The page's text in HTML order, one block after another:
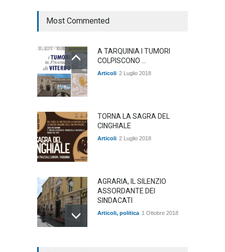
Most Commented
A TARQUINIA I TUMORI
COLPISCONO ...
Articoli 2 Luglio 2018
TORNA LA SAGRA DEL
CINGHIALE
Articoli 2 Luglio 2018
AGRARIA, IL SILENZIO
ASSORDANTE DEI
SINDACATI
Articoli, politica 1 Ottobre 2018